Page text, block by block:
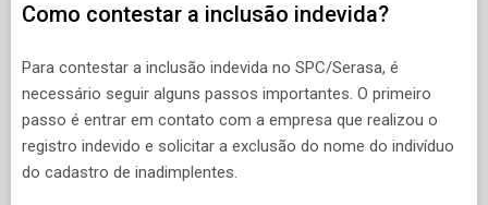
Como contestar a inclusão indevida?
Para contestar a inclusão indevida no SPC/Serasa, é
necessário seguir alguns passos importantes. O primeiro
passo é entrar em contato com a empresa que realizou o
registro indevido e solicitar a exclusão do nome do indivíduo
do cadastro de inadimplentes.